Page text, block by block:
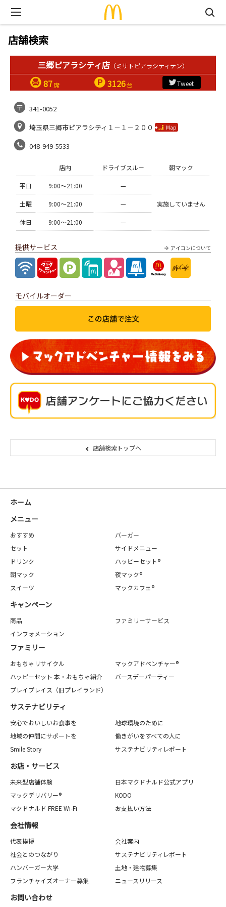
店舗検索
三郷ピアラシティ店 （ミサトピアラシティテン）
87席 3126台 Tweet
341-0052
埼玉県三郷市ピアラシティ１－１－２００
Map
048-949-5533
店内 ドライブスルー 朝マック
平日 9:00〜21:00 —
実施していません
土曜 9:00〜21:00 —
休日 9:00〜21:00 —
アイコンについて
提供サービス
モバイルオーダー
店舗検索トップへ
ホーム
メニュー
おすすめ
バーガー
セット
サイドメニュー
ドリンク
ハッピーセット®
朝マック
夜マック®
スイーツ
マックカフェ®
キャンペーン
商品
ファミリーサービス
インフォメーション
ファミリー
おもちゃリサイクル
マックアドベンチャー®
ハッピーセット 本・おもちゃ紹介
バースデーパーティー
プレイプレイス（旧プレイランド）
サステナビリティ
安心でおいしいお食事を
地球環境のために
地域の仲間にサポートを
働きがいをすべての人に
Smile Story
サステナビリティレポート
お店・サービス
未来型店舗体験
日本マクドナルド公式アプリ
マックデリバリー®
KODO
マクドナルド FREE Wi-Fi
お支払い方法
会社情報
代表挨拶
会社案内
社会とのつながり
サステナビリティレポート
ハンバーガー大学
土地・建物募集
フランチャイズオーナー募集
ニュースリリース
お問い合わせ